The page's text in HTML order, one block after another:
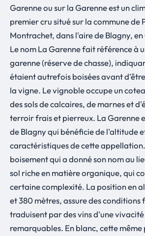
Garenne ou sur la Garenne est un
premier cru situé sur la commune de
Montrachet, dans l'aire de Blagny,
Le nom La Garenne fait référence à
garenne (réserve de chasse),
étaient autrefois boisées avant
la vigne. Le vignoble occupe un
des sols de calcaires, de marnes et
terroir frais et pierreux. La Garenne
de Blagny qui bénéficie de l'altitude
caractéristiques de cette
boisement qui a donné son nom au
sol riche en matière organique, qui
certaine complexité. La position en
et 380 mètres, assure des conditions
traduisent par des vins d'une
remarquables. En blanc, cette même